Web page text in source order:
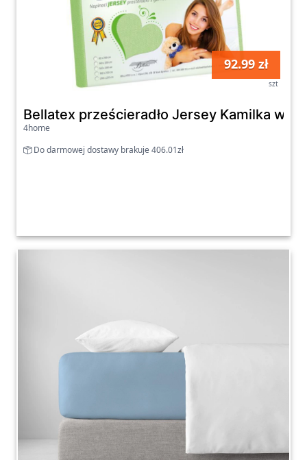
92.99 zł
szt
Bellatex prześcieradło Jersey Kamilka
4home
Do darmowej dostawy brakuje 406.01zł